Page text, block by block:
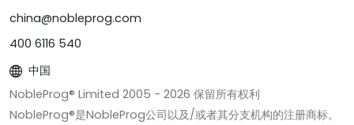
china@nobleprog.com
400 6116 540
中国
NobleProg® Limited 2005 - 2026 保留所有权利
NobleProg®是NobleProg公司以及/或者其分支机构的注册商标。